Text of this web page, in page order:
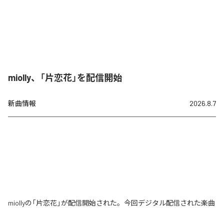
miolly、「片恋花」を配信開始
新曲情報 2026.8.7
miollyの「片恋花」が配信開始された。今回デジタル配信された楽曲